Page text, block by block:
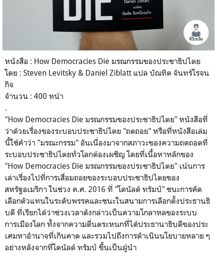
หนังสือ : How Democracies Die มรณกรรมของประชาธิปไตย
โดย : Steven Levitsky & Daniel Ziblatt แปล บัณทิต จันทร์โรจน
กิจ
จำนวน : 400 หน้า
.
"How Democracies Die มรณกรรมของประชาธิปไตย" หนังสือที่
ว่าด้วยเรื่องของระบอบประชาธิปไตย "ถดถอย" หรือที่หนังสือเล่ม
นี้ใช้คำว่า "มรณะกรรม" อันเนื่องมาจากสภาวะของความถดถอดที่
ระบอบประชาธิปไตยทั่วโลกต้องเผชิญ โดยที่เนื้อหาหลักของ
"How Democracies Die มรณกรรมของประชาธิปไตย" เน้นการ
เล่าเรื่องไปที่การเสื่อมถอยของระบอบประชาธิปไตยของ
สหรัฐอเมริกา ในช่วง ค.ศ. 2016 ที่ "โดนัลด์ ทรัมป์" ชนะการคัด
เลือกตัวแทนในระดับพรรคและชนะในสนามการเลือกตั้งประธานธิ
บดี ที่เรียกได้ว่าช่วงเวลาดังกล่าวเป็นความโกลาหลของระบบ
การเมืองโลก ทั้งจากความตื่นตระหนกที่ได้ประธานาธิบดีของประ
เศมหาอำนาจที่เกินคาด และรวมไปถึงการดำเนินนโยบายหลาย ๆ
อย่างหลังจากที่โดนัลด์ ทรัมป์ ขึ้นเป็นผู้นำ